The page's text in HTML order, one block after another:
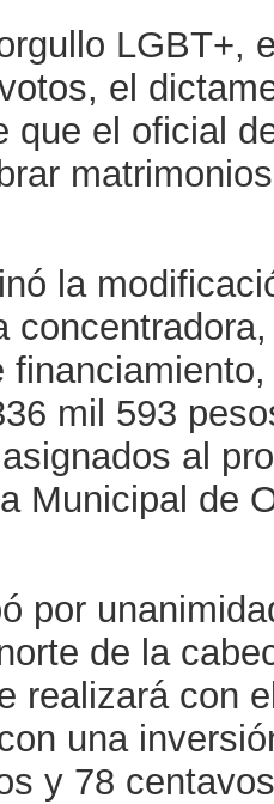
LGBT+,
el
que el oficial
matrimonios
la
mil 593
al
Municipal de
por
de la
realizará con el
una
y 78